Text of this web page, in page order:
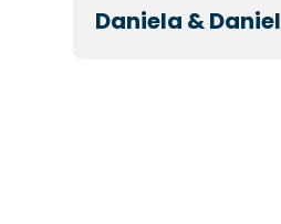
Daniela & Daniel